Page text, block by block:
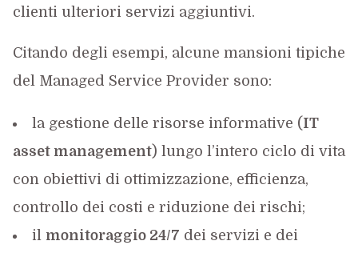
clienti ulteriori servizi aggiuntivi.
Citando degli esempi, alcune mansioni tipiche
del Managed Service Provider sono:
la gestione delle risorse informative (IT
asset management) lungo l’intero ciclo di vita
con obiettivi di ottimizzazione, efficienza,
controllo dei costi e riduzione dei rischi;
il monitoraggio 24/7 dei servizi e dei